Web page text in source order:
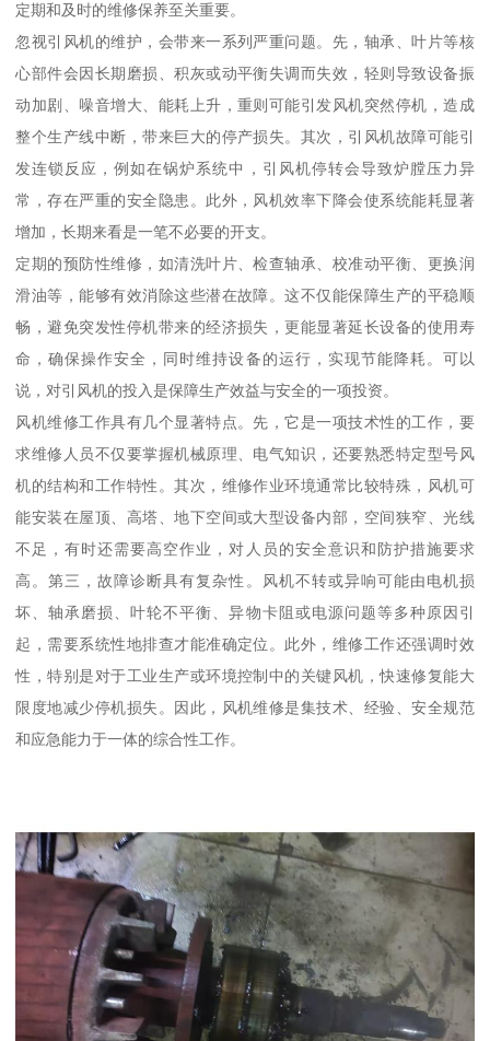
定期和及时的维修保养至关重要。
忽视引风机的维护，会带来一系列严重问题。先，轴承、叶片等核
心部件会因长期磨损、积灰或动平衡失调而失效，轻则导致设备振
动加剧、噪音增大、能耗上升，重则可能引发风机突然停机，造成
整个生产线中断，带来巨大的停产损失。其次，引风机故障可能引
发连锁反应，例如在锅炉系统中，引风机停转会导致炉膛压力异
常，存在严重的安全隐患。此外，风机效率下降会使系统能耗显著
增加，长期来看是一笔不必要的开支。
定期的预防性维修，如清洗叶片、检查轴承、校准动平衡、更换润
滑油等，能够有效消除这些潜在故障。这不仅能保障生产的平稳顺
畅，避免突发性停机带来的经济损失，更能显著延长设备的使用寿
命，确保操作安全，同时维持设备的运行，实现节能降耗。可以
说，对引风机的投入是保障生产效益与安全的一项投资。
风机维修工作具有几个显著特点。先，它是一项技术性的工作，要
求维修人员不仅要掌握机械原理、电气知识，还要熟悉特定型号风
机的结构和工作特性。其次，维修作业环境通常比较特殊，风机可
能安装在屋顶、高塔、地下空间或大型设备内部，空间狭窄、光线
不足，有时还需要高空作业，对人员的安全意识和防护措施要求
高。第三，故障诊断具有复杂性。风机不转或异响可能由电机损
坏、轴承磨损、叶轮不平衡、异物卡阻或电源问题等多种原因引
起，需要系统性地排查才能准确定位。此外，维修工作还强调时效
性，特别是对于工业生产或环境控制中的关键风机，快速修复能大
限度地减少停机损失。因此，风机维修是集技术、经验、安全规范
和应急能力于一体的综合性工作。